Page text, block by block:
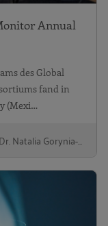
Annual
des Global
fand in
(Mexi…
Natalia Gorynia-…